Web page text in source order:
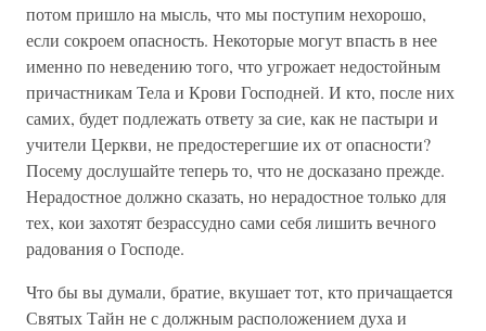
потом пришло на мысль, что мы поступим нехорошо,
если сокроем опасность. Некоторые могут впасть в нее
именно по неведению того, что угрожает недостойным
причастникам Тела и Крови Господней. И кто, после них
самих, будет подлежать ответу за сие, как не пастыри и
учители Церкви, не предостерегшие их от опасности?
Посему дослушайте теперь то, что не досказано прежде.
Нерадостное должно сказать, но нерадостное только для
тех, кои захотят безрассудно сами себя лишить вечного
радования о Господе.
Что бы вы думали, братие, вкушает тот, кто причащается
Святых Тайн не с должным расположением духа и